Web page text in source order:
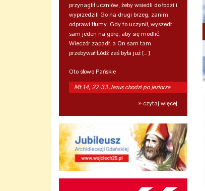
przynaglił uczniów, żeby wsiedli do łodzi i
wyprzedzili Go na drugi brzeg, zanim
odprawi tłumy. Gdy to uczynił, wyszedł
sam jeden na górę, aby się modlić.
Wieczór zapadł, a On sam tam
przebywał.Łódź zaś była już […]
Oto słowo Pańskie
Mt 14, 22-33 Jezus chodzi po jeziorze
» czytaj więcej